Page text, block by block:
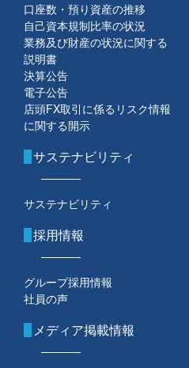
口座数・預り資産の推移
自己資本規制比率の状況
業務及び財産の状況に関する
説明書
決算公告
電子公告
店頭FX取引に係るリスク情報
に関する開示
サステナビリティ
サステナビリティ
採用情報
グループ採用情報
社員の声
メディア掲載情報